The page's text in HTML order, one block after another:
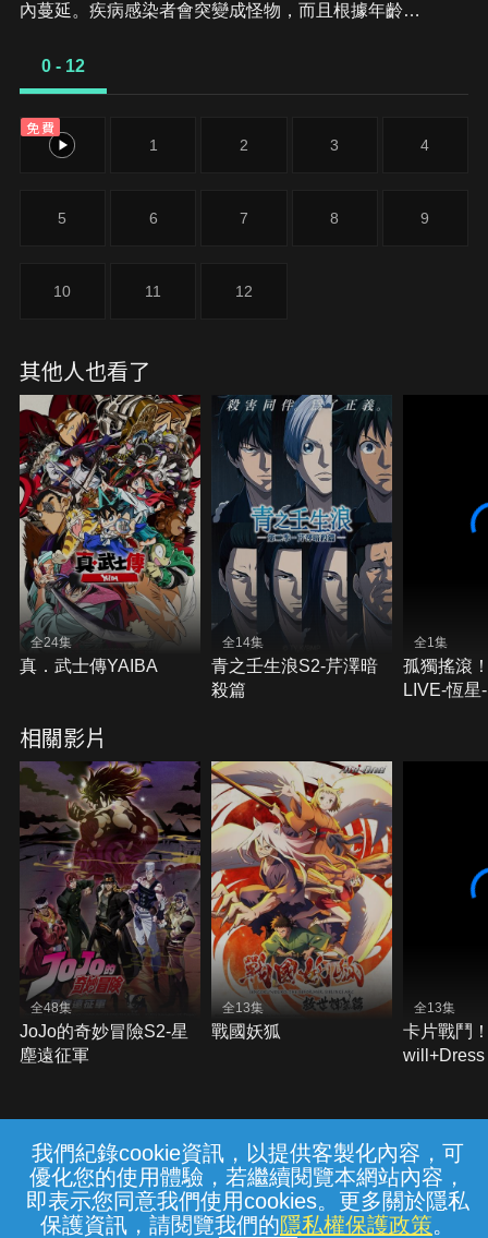
我們紀錄cookie資訊，以提供客製化內容，可
優化您的使用體驗，若繼續閱覽本網站內容，
即表示您同意我們使用cookies。更多關於隱私
保護資訊，請閱覽我們的隱私權保護政策。
內蔓延。疾病感染者會突變成怪物，而且根據年齡、
態的多種多樣，這種疾病被稱為「Gibia」（像野生
期穿越而來，在研究疾病治療方法的博士的幫助下，
共同展開行動。面對著接踵襲來的Gibia，搶奪路人
0 - 12
免費
0 1 2 3 4
5 6 7 8 9
10 11 12
其他人也看了
全24集
真．武士傳YAIBA
全14集
青之壬生浪S2-芹澤暗
殺篇
全1集
孤獨搖滾
LIVE-恆星-
相關影片
全48集
JoJo的奇妙冒險S2-星
塵遠征軍
全13集
戰國妖狐
全13集
卡片戰鬥
will+Dress
常見問題 線上客服 服務條款 隱私權保護
{{notifyMsg}}